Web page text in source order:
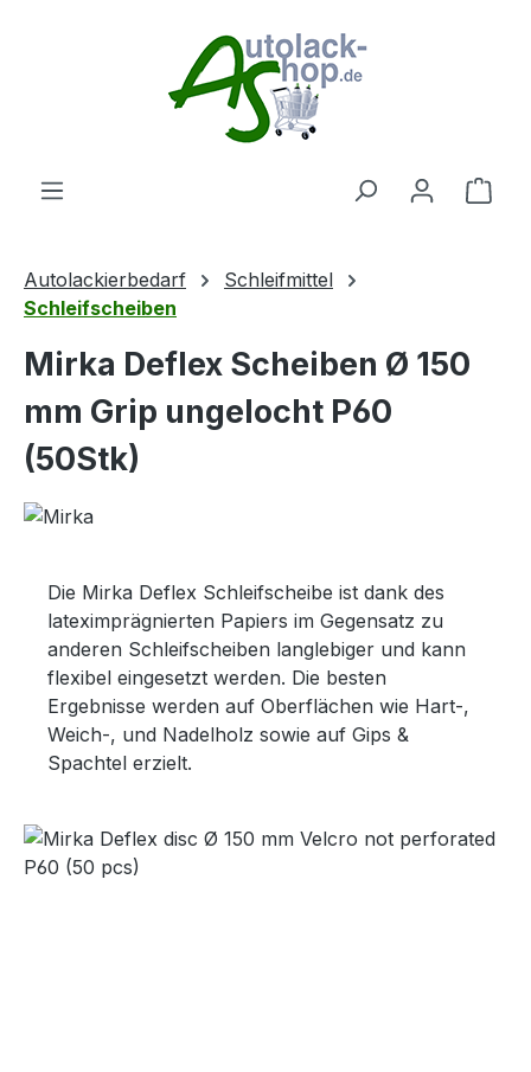
Autolackierbedarf
Schleifmittel
Schleifscheiben
Mirka Deflex Scheiben Ø 150
mm Grip ungelocht P60
(50Stk)
Die Mirka Deflex Schleifscheibe ist dank des
lateximprägnierten Papiers im Gegensatz zu
anderen Schleifscheiben langlebiger und kann
flexibel eingesetzt werden. Die besten
Ergebnisse werden auf Oberflächen wie Hart-,
Weich-, und Nadelholz sowie auf Gips &
Spachtel erzielt.
Bildergalerie überspringen